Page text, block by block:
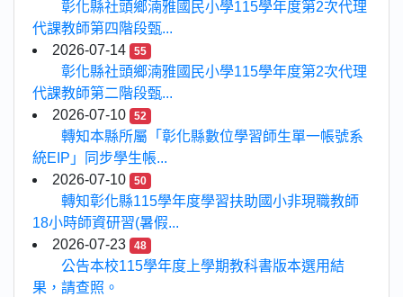
彰化縣社頭鄉湳雅國民小學115學年度第2次代理
代課教師第四階段甄...
2026-07-14
55
彰化縣社頭鄉湳雅國民小學115學年度第2次代理
代課教師第二階段甄...
2026-07-10
52
轉知本縣所屬「彰化縣數位學習師生單一帳號系
統EIP」同步學生帳...
2026-07-10
50
轉知彰化縣115學年度學習扶助國小非現職教師
18小時師資研習(暑假...
2026-07-23
48
公告本校115學年度上學期教科書版本選用結
果，請查照。